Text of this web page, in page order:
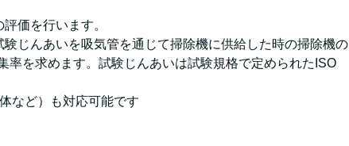
価を行います。
じんあいを吸気管を通じて掃除機に供給した時の掃除機の
率を求めます。試験じんあいは試験規格で定められたISO
など）も対応可能です